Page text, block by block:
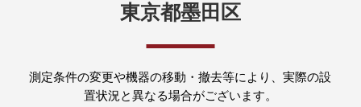
東京都墨田区
測定条件の変更や機器の移動・撤去等により、実際の設
置状況と異なる場合がございます。